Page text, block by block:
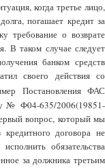
когда третье лицо,
погашает кредит за
требование о возврате
В таком случае следует
банком средств
своего действия со
Постановления ФАС
№ Ф04-635/2006(19851-
вопрос, который мы
договора не
обязательства
за должника третьим